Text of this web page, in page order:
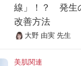
線」！？ 発生
改善方法
大野 由実 先生
美肌関連